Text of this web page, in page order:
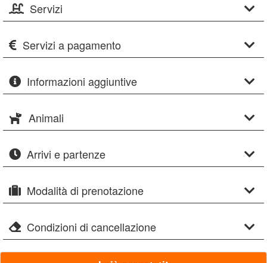
Servizi
Servizi a pagamento
Informazioni aggiuntive
Animali
Arrivi e partenze
Modalità di prenotazione
Condizioni di cancellazione